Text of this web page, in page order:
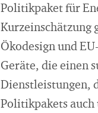
Politikpaket für
Kurzeinschätzung
Ökodesign und
Geräte, die einen
Dienstleistungen,
Politikpakets